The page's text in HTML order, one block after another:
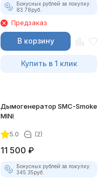
Бонусных рублей за покупку:
83.78руб.
Предзаказ
В корзину
Купить в 1 клик
Дымогенератор SMC-Smoke
MINI
5.0 (2)
11 500 ₽
Бонусных рублей за покупку:
345.35руб.